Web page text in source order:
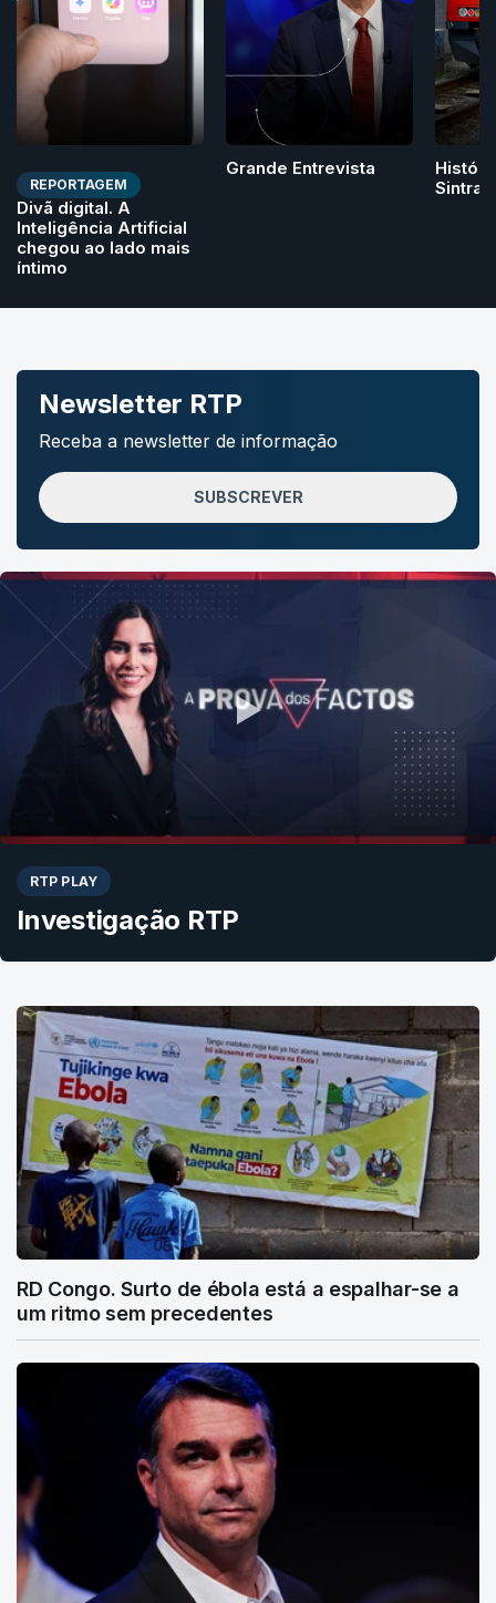
REPORTAGEM
Divã digital. A
Inteligência Artificial
chegou ao lado mais
íntimo
Grande Entrevista
Sintra
Newsletter RTP
Receba a newsletter de informação
SUBSCREVER
RTP PLAY
Investigação RTP
RD Congo. Surto de ébola está a espalhar-se a
um ritmo sem precedentes